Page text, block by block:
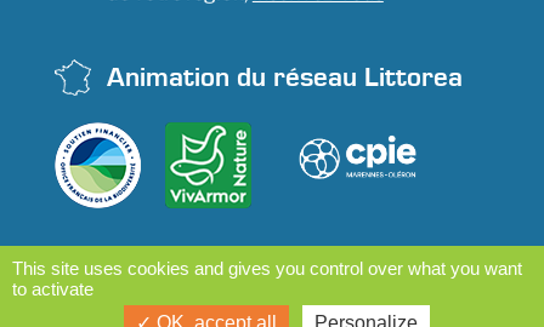
Animation du réseau Littorea
This site uses cookies and gives you control over what you want
to activate
OK, accept all
Personalize